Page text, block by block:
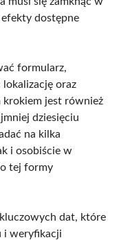
dostępne
formularz,
lokalizację oraz
krokiem jest również
dziesięciu
na kilka
i osobiście w
tej formy
dat, które
i weryfikacji